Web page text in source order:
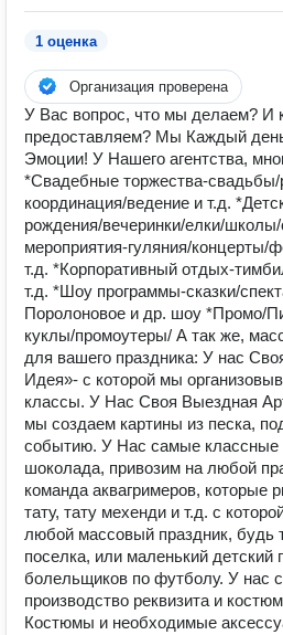
1 оценка
Организация проверена
У Вас вопрос, что мы делаем? И
предоставляем? Мы Каждый
Эмоции! У Нашего агентства,
*Свадебные торжества-свадьбы/
координация/ведение и т.д.
рождения/вечеринки/елки/
мероприятия-гуляния/концерты/
т.д. *Корпоративный отдых-
т.д. *Шоу программы-сказки/
Поролоновое и др. шоу *Промо/
куклы/промоутеры/ А так же,
для вашего праздника: У нас
Идея»- с которой мы
классы. У Нас Своя Выездная
мы создаем картины из песка,
событию. У Нас самые классные
шоколада, привозим на любой
команда аквагримеров, которые
тату, тату мехенди и т.д. с
любой массовый праздник, будь
поселка, или маленький детский
болельщиков по футболу. У нас
производство реквизита и
Костюмы и необходимые